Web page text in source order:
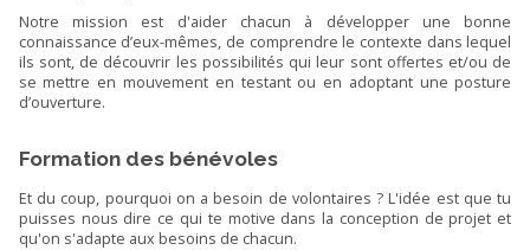
Notre mission est d'aider chacun à développer une bonne
connaissance d’eux-mêmes, de comprendre le contexte dans lequel
ils sont, de découvrir les possibilités qui leur sont offertes et/ou de
se mettre en mouvement en testant ou en adoptant une posture
d’ouverture.
Formation des bénévoles
Et du coup, pourquoi on a besoin de volontaires ? L'idée est que tu
puisses nous dire ce qui te motive dans la conception de projet et
qu'on s'adapte aux besoins de chacun.